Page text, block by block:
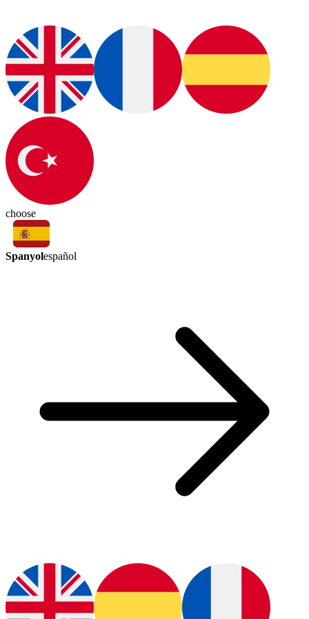
choose
Spanyolespañol